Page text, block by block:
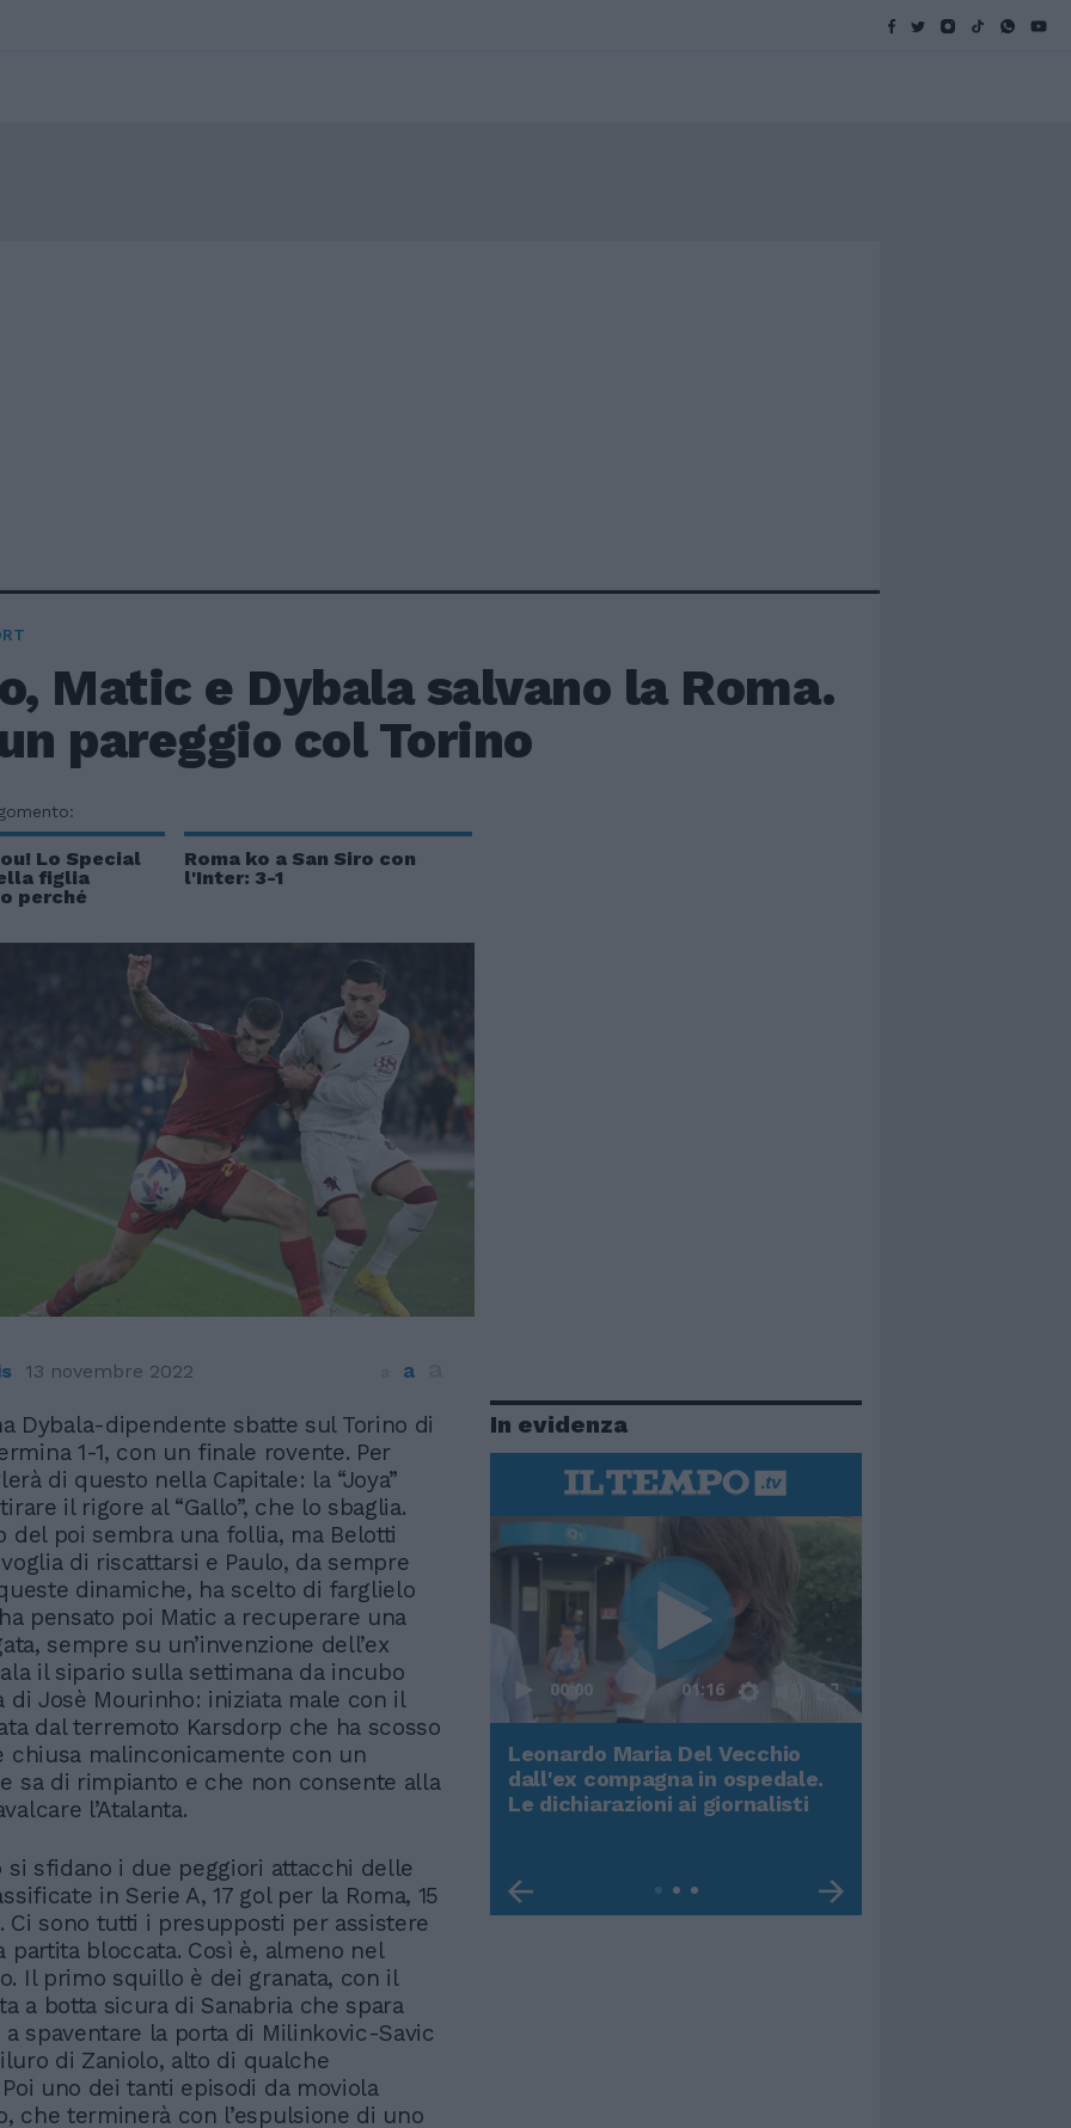
Matic e Dybala salvano la Roma.
pareggio col Torino
Lo Special
figlia
perché
Roma ko a San Siro con
l'Inter: 3-1
13 novembre 2022 a
Dybala-dipendente sbatte sul Torino di
1-1, con un finale rovente. Per
di questo nella Capitale: la “Joya”
il rigore al “Gallo”, che lo sbaglia.
del poi sembra una follia, ma Belotti
di riscattarsi e Paulo, da sempre
dinamiche, ha scelto di farglielo
pensato poi Matic a recuperare una
sempre su un’invenzione dell’ex
il sipario sulla settimana da incubo
di Josè Mourinho: iniziata male con il
dal terremoto Karsdorp che ha scosso
chiusa malinconicamente con un
sa di rimpianto e che non consente alla
l’Atalanta.
si sfidano i due peggiori attacchi delle
in Serie A, 17 gol per la Roma, 15
Ci sono tutti i presupposti per assistere
partita bloccata. Così è, almeno nel
Il primo squillo è dei granata, con il
a botta sicura di Sanabria che spara
a spaventare la porta di Milinkovic-Savic
di Zaniolo, alto di qualche
uno dei tanti episodi da moviola
che terminerà con l’espulsione di uno
In evidenza
Rudy Giuliani a Come States?
Trump, Meloni e la strategia
00:00 01:16
Leonardo Maria Del Vecchio
dall'ex compagna in ospedale.
Le dichiarazioni ai giornalisti